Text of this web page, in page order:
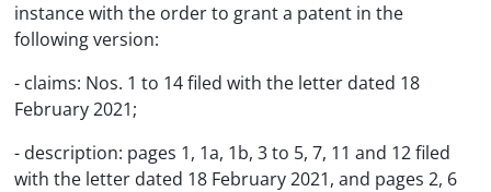
instance with the order to grant a patent in the
following version:
- claims: Nos. 1 to 14 filed with the letter dated 18
February 2021;
- description: pages 1, 1a, 1b, 3 to 5, 7, 11 and 12 filed
with the letter dated 18 February 2021, and pages 2, 6